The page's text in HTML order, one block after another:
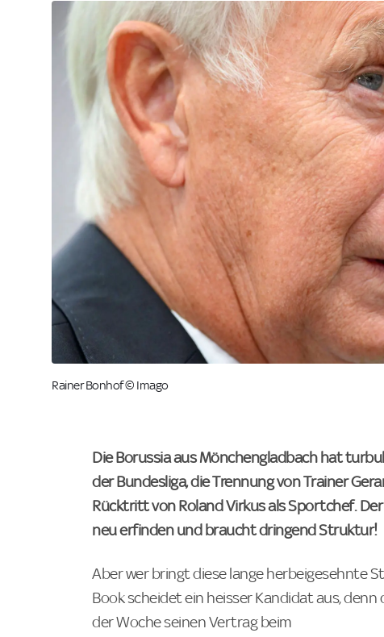
Rainer Bonhof © Imago
Die Borussia aus Mönchengladbach hat
der Bundesliga, die Trennung von Trainer
Rücktritt von Roland Virkus als Sportchef.
neu erfinden und braucht dringend Struktur!
Aber wer bringt diese lange herbeigesehnte
Book scheidet ein heisser Kandidat aus,
der Woche seinen Vertrag beim